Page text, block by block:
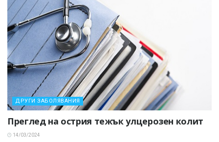
ДРУГИ ЗАБОЛЯВАНИЯ
Преглед на острия тежък улцерозен колит
14/03/2024